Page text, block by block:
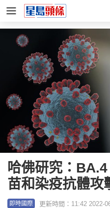
哈佛研究：
苗和染疫抗體攻
即時國際 更新時間：11:42 2022-